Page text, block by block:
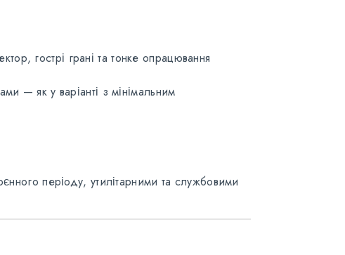
гострі грані та тонке опрацювання
— як у варіанті з мінімальним
періоду, утилітарними та службовими